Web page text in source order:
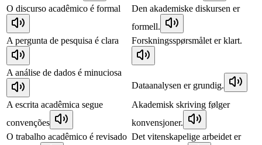
O discurso acadêmico é formal
Den akademiske diskursen er
formell.
A pergunta de pesquisa é clara
Forskningsspørsmålet er klart.
A análise de dados é minuciosa
Dataanalysen er grundig.
A escrita acadêmica segue
convenções
Akademisk skriving følger
konvensjoner.
O trabalho acadêmico é revisado Det vitenskapelige arbeidet er